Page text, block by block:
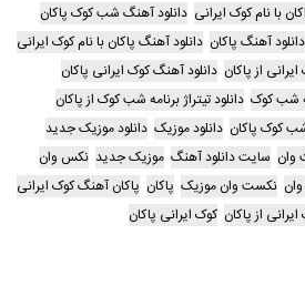
با نام کوک ایرانی دانلود آهنگ شب کوک پاکان
دانلود آهنگ پاکان دانلود آهنگ پاکان با نام کوک ایرانی
از پاکان دانلود آهنگ کوک ایرانی پاکان
شب کوک دانلود تیتراژ برنامه شب کوک از پاکان
شب کوک پاکان دانلود موزیک دانلود موزیک جدید
وان سایت دانلود آهنگ موزیک جدید نکس وان
نکست وان موزیک پاکان پاکان آهنگ کوک ایرانی
از پاکان کوک ایرانی پاکان